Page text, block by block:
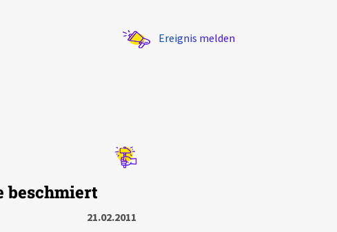
Ereignis melden
beschmiert
21.02.2011